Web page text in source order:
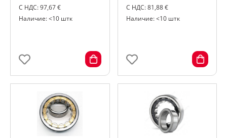
С НДС: 97,67 €
Наличие: <10 штк
С НДС: 81,88 €
Наличие: <10 штк